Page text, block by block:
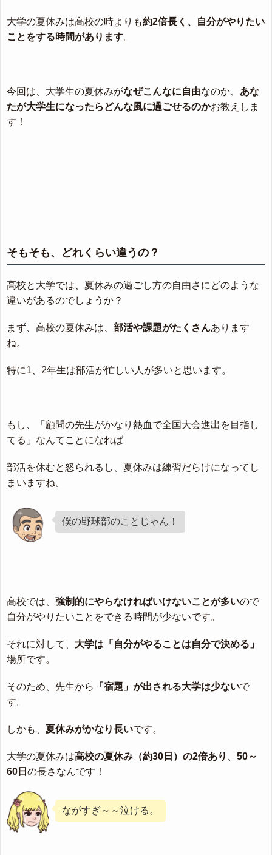
大学の夏休みは高校の時よりも約2倍長く、自分がやりたい
ことをする時間があります。
今回は、大学生の夏休みがなぜこんなに自由なのか、 あな
たが大学生になったらどんな風に過ごせるのかお教えしま
す！
そもそも、どれくらい違うの？
高校と大学では、夏休みの過ごし方の自由さにどのような
違いがあるのでしょうか？
まず、高校の夏休みは、 部活や課題がたくさんあります
ね。
特に1、2年生は部活が忙しい人が多いと思います。
もし、「顧問の先生がかなり熱血で全国大会進出を目指し
てる」なんてことになれば
部活を休むと怒られるし、夏休みは練習だらけになってし
まいますね。
僕の野球部のことじゃん！
高校では、 強制的にやらなければいけないことが多いので
自分がやりたいことをできる時間が少ないです。
それに対して、 大学は「自分がやることは自分で決める」
場所です。
そのため、先生から 「宿題」が出される大学は少ないで
す。
しかも、 夏休みがかなり長いです。
大学の夏休みは高校の夏休み（約30日）の2倍あり
50～
60日 の長さなんです！
ながすぎ～～泣ける。